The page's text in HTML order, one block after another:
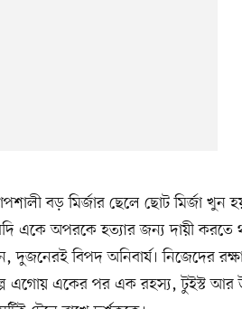
বড় মির্জার ছেলে ছোট মির্জা খুন
একে অপরকে হত্যার জন্য দায়ী
দুজনেরই বিপদ অনিবার্য। নিজেদের
এগোয় একের পর এক রহস্য, টুইস্ট আর